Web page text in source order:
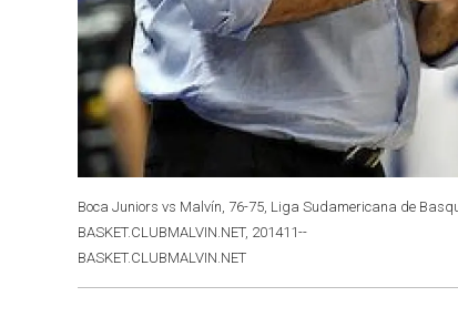
Boca Juniors vs Malvín, 76-75, Liga Sudamericana de
BASKET.CLUBMALVIN.NET, 201411--
BASKET.CLUBMALVIN.NET